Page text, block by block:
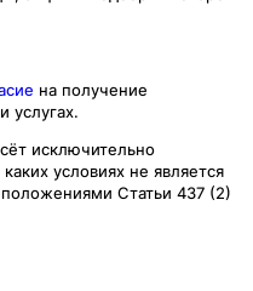
на получение
услугах.
исключительно
условиях не является
Статьи 437 (2)